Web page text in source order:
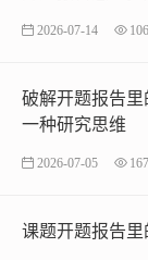
2026-07-14 106
破解开题报告
一种研究思维
2026-07-05 167
课题开题报告